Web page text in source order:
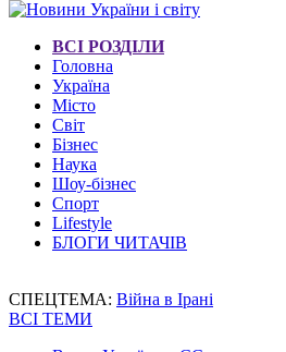
ВСІ РОЗДІЛИ
Головна
Україна
Місто
Світ
Бізнес
Наука
Шоу-бізнес
Спорт
Lifestyle
БЛОГИ ЧИТАЧІВ
СПЕЦТЕМА: Війна в Ірані
ВСІ ТЕМИ